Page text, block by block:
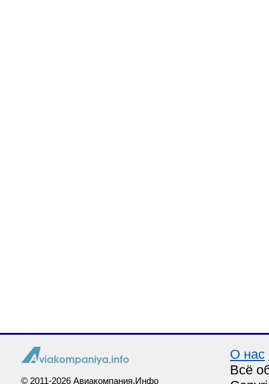
© 2011-2026 Авиакомпания.Инфо
О нас
Всё